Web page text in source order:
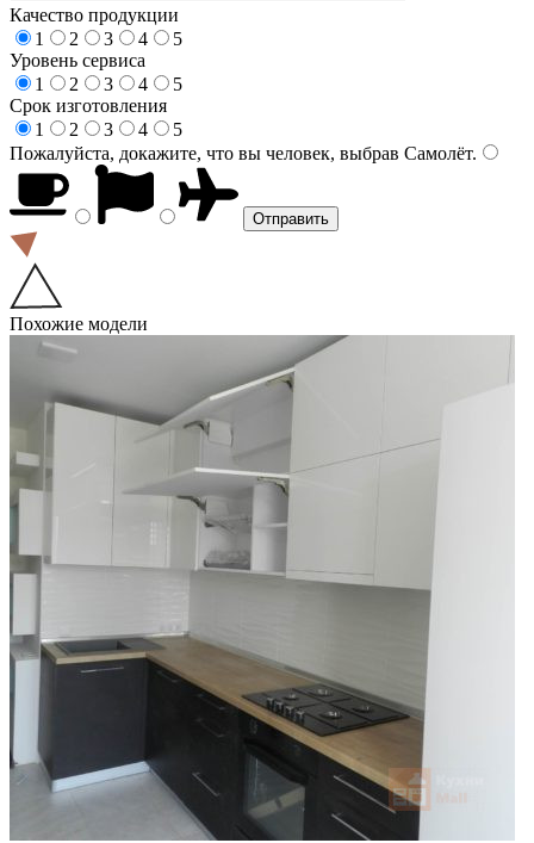
Качество продукции
1
2 3 4
5
Уровень сервиса
1
2 3 4
5
Срок изготовления
1
2 3 4
5
Пожалуйста, докажите, что вы человек, выбрав Самолёт.
Похожие модели